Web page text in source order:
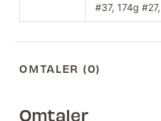
#37, 174g
OMTALER (0)
Omtaler